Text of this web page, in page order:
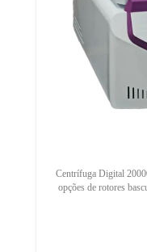
Centrífuga Digital
opções de rotores